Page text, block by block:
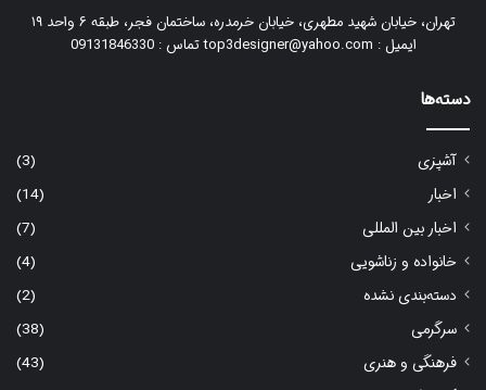
تهران، خیابان شهید مطهری، خیابان خرمدره، ساختمان فجر، طبقه ۶ واحد ۱۹
ایمیل : top3designer@yahoo.com تماس : 09131846330
دسته‌ها
آشپزی
(3)
اخبار
(14)
اخبار بین المللی
(7)
خانواده و زناشویی
(4)
دسته‌بندی نشده
(2)
سرگرمی
(38)
فرهنگی و هنری
(43)